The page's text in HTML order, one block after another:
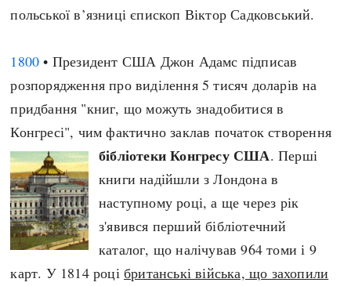
польської в’язниці єпископ Віктор Садковський.
1800 • Президент США Джон Адамс підписав
розпорядження про виділення 5 тисяч доларів на
придбання "книг, що можуть знадобитися в
Конгресі", чим фактично заклав початок створення
бібліотеки Конгресу США. Перші
книги надійшли з Лондона в
наступному році, а ще через рік
з'явився перший бібліотечний
каталог, що налічував 964 томи і 9
карт. У 1814 роцібританські війська, що захопили